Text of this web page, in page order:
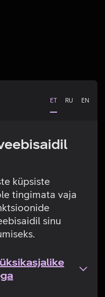
ET RU EN
küpsiste
tingimata vaja
sinu
viga